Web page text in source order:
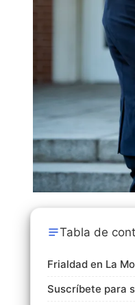
Tabla de
Frialdad en La
Suscríbete para